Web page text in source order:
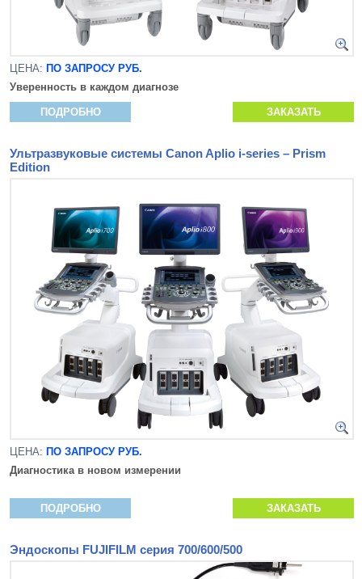
ЦЕНА: ПО ЗАПРОСУ РУБ.
Уверенность в каждом диагнозе
ПОДРОБНО ЗАКАЗАТЬ
Ультразвуковые системы Canon Aplio i-series – Prism
Edition
ЦЕНА: ПО ЗАПРОСУ РУБ.
Диагностика в новом измерении
ПОДРОБНО ЗАКАЗАТЬ
Эндоскопы FUJIFILM серия 700/600/500